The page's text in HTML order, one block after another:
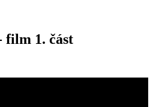
film 1. část